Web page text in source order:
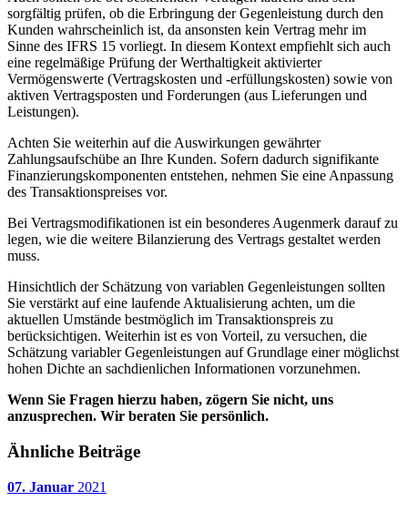
sorgfältig prüfen, ob die Erbringung der Gegenleistung durch den
Kunden wahrscheinlich ist, da ansonsten kein Vertrag mehr im
Sinne des IFRS 15 vorliegt. In diesem Kontext empfiehlt sich auch
eine regelmäßige Prüfung der Werthaltigkeit aktivierter
Vermögenswerte (Vertragskosten und -erfüllungskosten) sowie von
aktiven Vertragsposten und Forderungen (aus Lieferungen und
Leistungen).
Achten Sie weiterhin auf die Auswirkungen gewährter
Zahlungsaufschübe an Ihre Kunden. Sofern dadurch signifikante
Finanzierungskomponenten entstehen, nehmen Sie eine Anpassung
des Transaktionspreises vor.
Bei Vertragsmodifikationen ist ein besonderes Augenmerk darauf zu
legen, wie die weitere Bilanzierung des Vertrags gestaltet werden
muss.
Hinsichtlich der Schätzung von variablen Gegenleistungen sollten
Sie verstärkt auf eine laufende Aktualisierung achten, um die
aktuellen Umstände bestmöglich im Transaktionspreis zu
berücksichtigen. Weiterhin ist es von Vorteil, zu versuchen, die
Schätzung variabler Gegenleistungen auf Grundlage einer möglichst
hohen Dichte an sachdienlichen Informationen vorzunehmen.
Wenn Sie Fragen hierzu haben, zögern Sie nicht, uns
anzusprechen. Wir beraten Sie persönlich.
Ähnliche Beiträge
07. Januar 2021